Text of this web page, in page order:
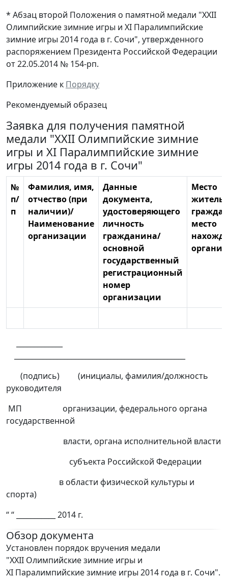
* Абзац второй Положения о памятной медали "XXII
Олимпийские зимние игры и XI Паралимпийские
зимние игры 2014 года в г. Сочи", утвержденного
распоряжением Президента Российской Федерации
от 22.05.2014 № 154-рп.
Приложение к Порядку
Рекомендуемый образец
Заявка для получения памятной
медали "XXII Олимпийские зимние
игры и XI Паралимпийские зимние
игры 2014 года в г. Сочи"
№
п/
п
Фамилия, имя,
отчество (при
наличии)/
Наименование
организации
Данные
документа,
удостоверяющего
личность
гражданина/
основной
государственный
регистрационный
номер
организации
Место
место
(подпись) (инициалы, фамилия/должность
руководителя
МП организации, федерального органа
государственной
власти, органа исполнительной власти
субъекта Российской Федерации
в области физической культуры и
спорта)
“ “ ___________ 2014 г.
Обзор документа
Установлен порядок вручения медали
"XXII Олимпийские зимние игры и
XI Паралимпийские зимние игры 2014 года в г. Сочи".